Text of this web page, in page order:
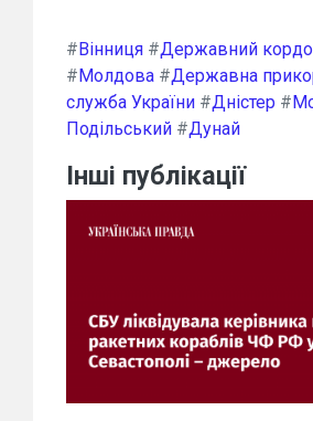
#Вінниця #Державний
#Молдова #Державна
служба України #Дністер #
Подільський #Дунай
Інші публікації